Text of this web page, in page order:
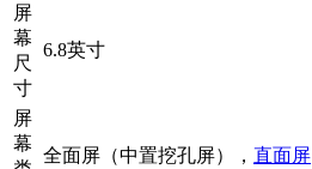
屏
幕
尺
寸
6.8英寸
屏
幕
全面屏（中置挖孔屏）， 直面屏